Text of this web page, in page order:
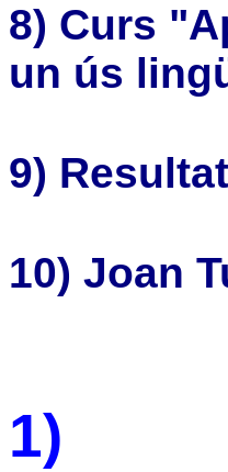
8) Curs
un ús
9)
10) Joan
1)